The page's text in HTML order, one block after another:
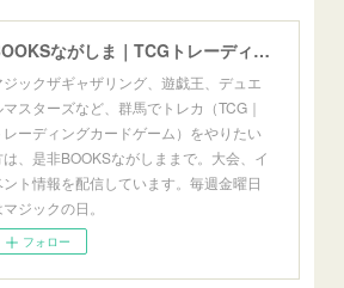
BOOKSながしま｜TCGトレーディングカードゲーム群馬県高崎市
ジックザギャザリング、遊戯王、デュエ
マスターズなど、群馬でトレカ（TCG｜
レーディングカードゲーム）をやりたい
は、是非BOOKSながしままで。大会、イ
ント情報を配信しています。毎週金曜日
マジックの日。
フォロー